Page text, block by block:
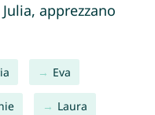
apprezzano
Eva
Laura